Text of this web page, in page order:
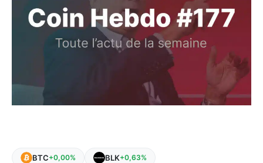
BTC+0,00% BLK+0,63%